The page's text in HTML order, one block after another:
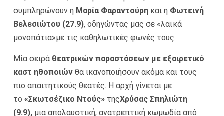
συμπληρώνουν η Μαρία Φαραντούρη και η Φωτεινή
Βελεσιώτου (27.9), οδηγώντας μας σε «λαϊκά
μονοπάτια»με τις καθηλωτικές φωνές τους.
Μία σειρά θεατρικών παραστάσεων με εξαιρετικό
καστ ηθοποιών θα ικανοποιήσουν ακόμα και τους
πιο απαιτητικούς θεατές. Η αρχή γίνεται με
το «Σκωτσέζικο Ντούς» τηςΧρύσας Σπηλιώτη
(9.9), μια απολαυστική, ανατρεπτική κωμωδία από